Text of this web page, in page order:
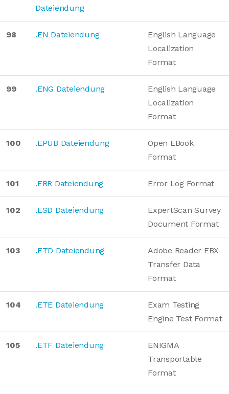
Dateiendung
98 .EN Dateiendung
English Language
Localization
Format
99 .ENG Dateiendung
English Language
Localization
Format
100 .EPUB Dateiendung
Open EBook
Format
101 .ERR Dateiendung Error Log Format
102 .ESD Dateiendung
ExpertScan Survey
Document Format
103 .ETD Dateiendung
Adobe Reader EBX
Transfer Data
Format
104 .ETE Dateiendung
Exam Testing
Engine Test Format
105 .ETF Dateiendung
ENIGMA
Transportable
Format